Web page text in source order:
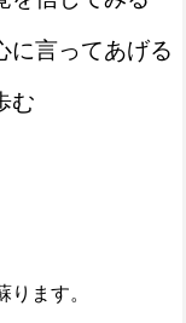
に言ってあげる
む
ます。